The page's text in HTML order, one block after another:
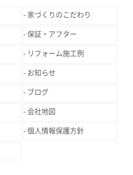
家づくりのこだわり
保証・アフター
リフォーム施工例
お知らせ
ブログ
会社地図
個人情報保護方針